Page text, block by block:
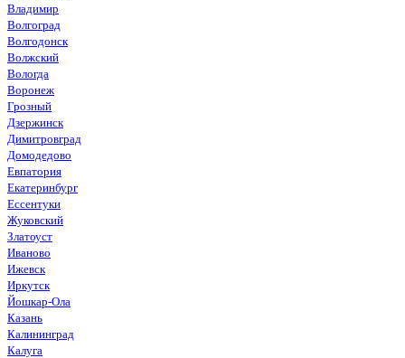
Владимир
Волгоград
Волгодонск
Волжский
Вологда
Воронеж
Грозный
Дзержинск
Димитровград
Домодедово
Евпатория
Екатеринбург
Ессентуки
Жуковский
Златоуст
Иваново
Ижевск
Иркутск
Йошкар-Ола
Казань
Калининград
Калуга